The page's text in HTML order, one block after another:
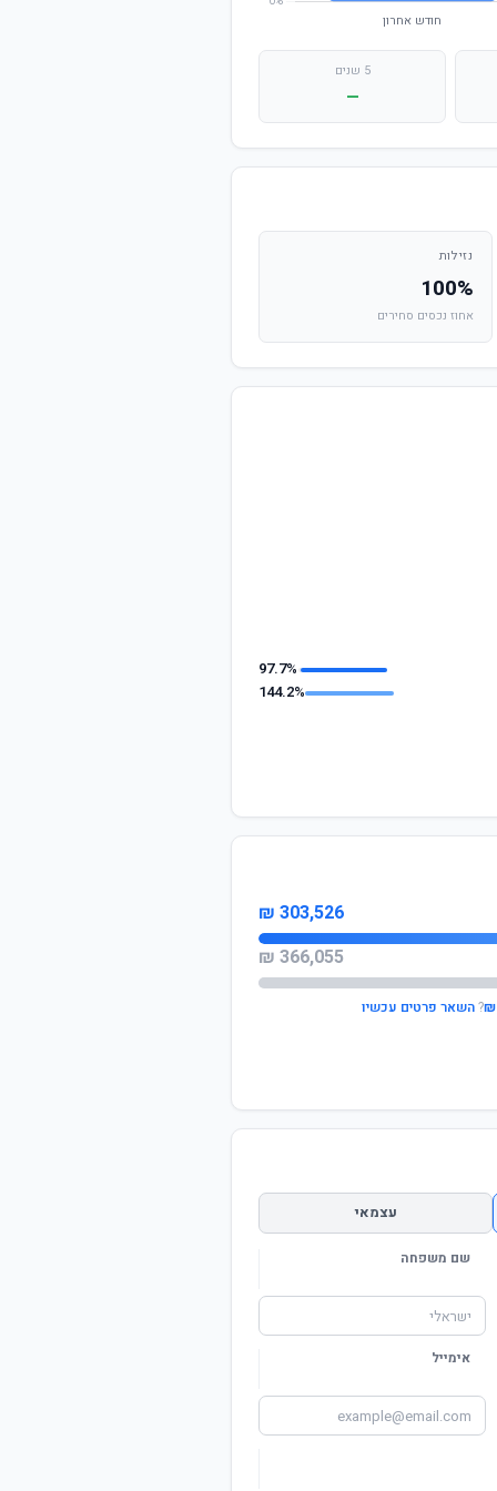
5 שנים
—
נזילות
100%
אחוז נכסים סחירים
97.7%
144.2%
303,526 ₪
366,055 ₪
?השאר פרטים עכשיו
עצמאי
שם משפחה
אימייל